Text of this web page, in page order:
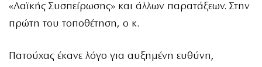
«Λαϊκής Συσπείρωσης» και άλλων παρατάξεων. Στην
πρώτη του τοποθέτηση, ο κ.
Πατούχας έκανε λόγο για αυξημένη ευθύνη,